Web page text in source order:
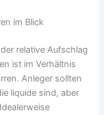
im Blick
relative Aufschlag
ist im Verhältnis
Anleger sollten
liquide sind, aber